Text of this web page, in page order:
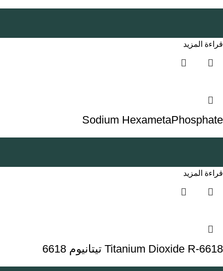
قراءة المزيد
Sodium HexametaPhosphate
قراءة المزيد
Titanium Dioxide R-6618 تيتانيوم 6618